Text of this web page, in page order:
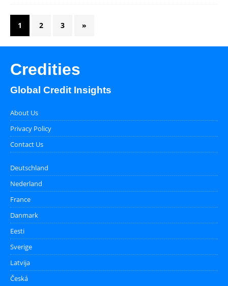
1 2 3 »
Credities
Global Credit Insights
About Us
Privacy Policy
Contact Us
Deutschland
Nederland
France
Danmark
Eesti
Sverige
Latvija
Česká